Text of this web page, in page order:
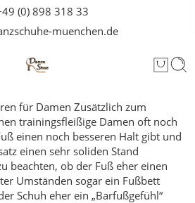
(0) 898 318 33
muenchen.de
für Damen Zusätzlich zum
trainingsfleißige Damen oft noch
einen noch besseren Halt gibt und
einen sehr soliden Stand
beachten, ob der Fuß eher einen
Umständen sogar ein Fußbett
Schuh eher ein „Barfußgefühl“